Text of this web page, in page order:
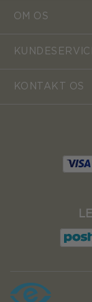
OM OS
KONTAKT OS